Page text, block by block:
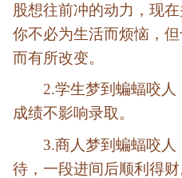
股想往前冲的动力，现
你不必为生活而烦恼，
而有所改变。
2.学生梦到蝙蝠咬
成绩不影响录取。
3.商人梦到蝙蝠咬
待，一段进间后顺利得财